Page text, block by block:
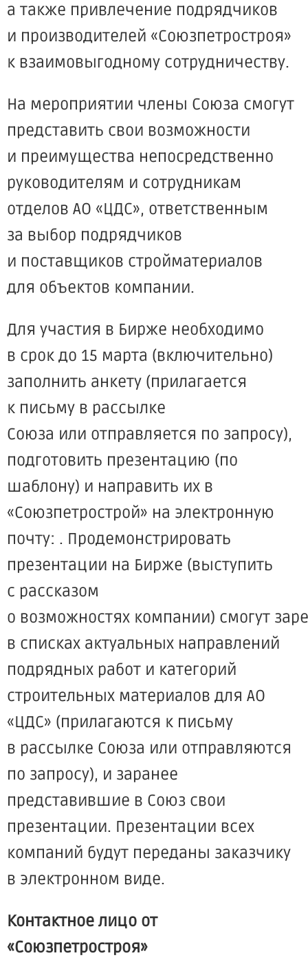
а также привлечение подрядчиков
и производителей «Союзпетростроя»
к взаимовыгодному сотрудничеству.
На мероприятии члены Союза смогут
представить свои возможности
и преимущества непосредственно
руководителям и сотрудникам
отделов АО «ЦДС», ответственным
за выбор подрядчиков
и поставщиков стройматериалов
для объектов компании.
Для участия в Бирже необходимо
в срок до 15 марта (включительно)
заполнить анкету (прилагается
к письму в рассылке
Союза или отправляется по запросу),
подготовить презентацию (по
шаблону) и направить их в
«Союзпетрострой» на электронную
почту: . Продемонстрировать
презентации на Бирже (выступить
с рассказом
о возможностях компании) смогут
в списках актуальных направлений
подрядных работ и категорий
строительных материалов для АО
«ЦДС» (прилагаются к письму
в рассылке Союза или отправляются
по запросу), и заранее
представившие в Союз свои
презентации. Презентации всех
компаний будут переданы заказчику
в электронном виде.
Контактное лицо от
«Союзпетростроя»